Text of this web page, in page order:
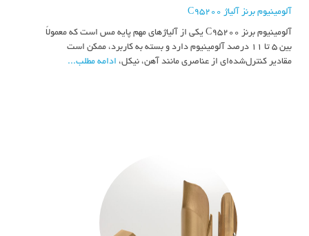
آلومینیوم برنز آلیاژ C95200
آلومینیوم برنز C95200 یکی از آلیاژهای مهم پایه مس است که معمولاً
بین ۵ تا ۱۱ درصد آلومینیوم دارد و بسته به کاربرد، ممکن است
مقادیر کنترل‌شده‌ای از عناصری مانند آهن، نیکل، ادامه مطلب...